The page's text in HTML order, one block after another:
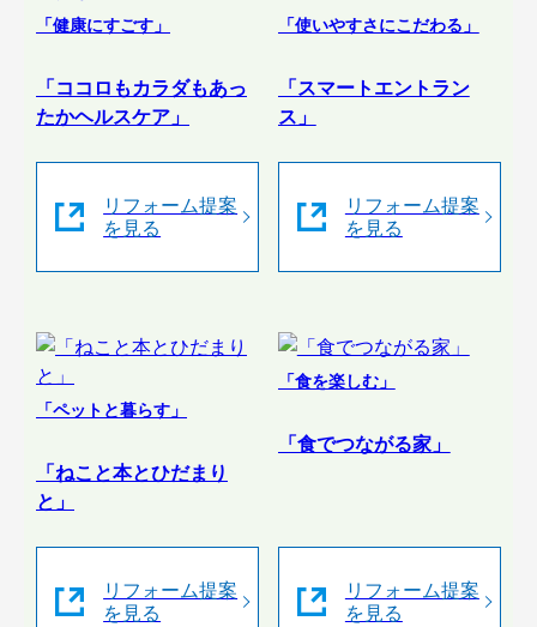
「健康にすごす」
「ココロもカラダもあっ
たかヘルスケア」
リフォーム提案
を見る
「使いやすさにこだわる」
「スマートエントラン
ス」
リフォーム提案
を見る
「ペットと暮らす」
「ねこと本とひだまり
と」
リフォーム提案
を見る
「食を楽しむ」
「食でつながる家」
リフォーム提案
を見る